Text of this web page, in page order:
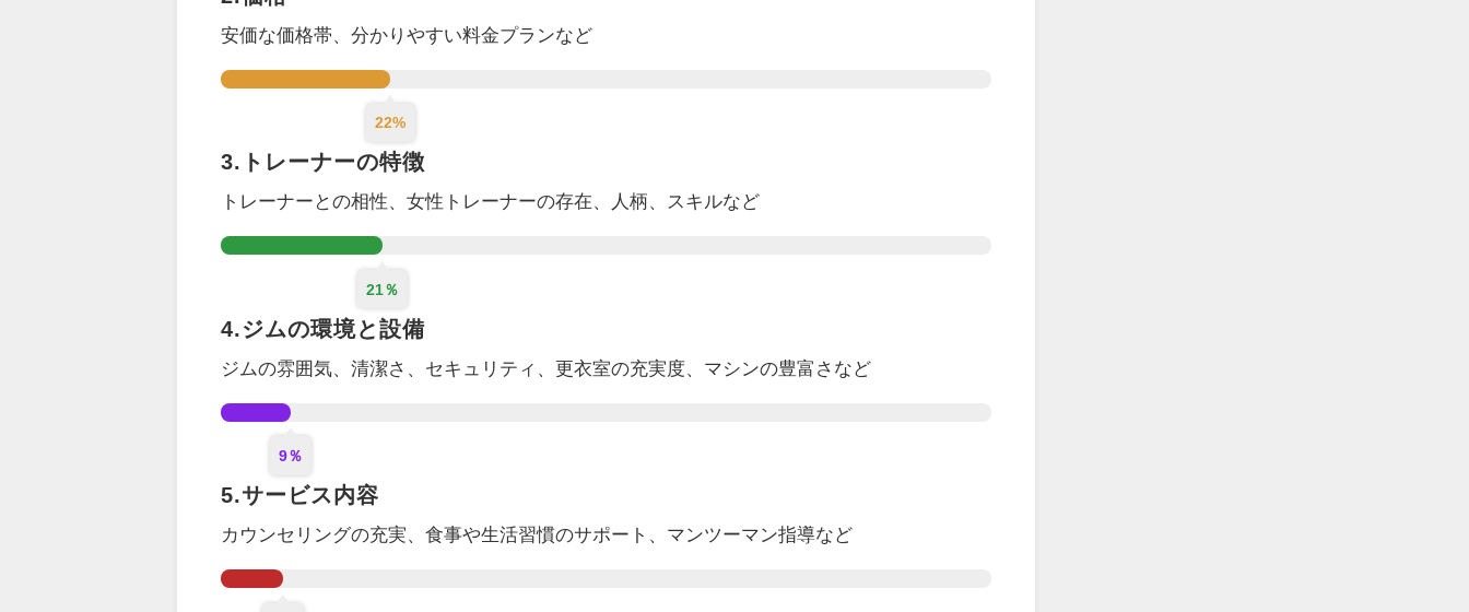
安価な価格帯、分かりやすい料金プランなど
22%
3.トレーナーの特徴
トレーナーとの相性、女性トレーナーの存在、人柄、スキルなど
21％
4.ジムの環境と設備
ジムの雰囲気、清潔さ、セキュリティ、更衣室の充実度 、マシンの豊富さなど
9％
5.サービス内容
カウンセリングの充実 、食事や生活習慣のサポート 、マンツーマン指導など